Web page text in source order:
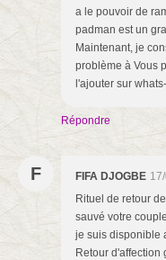
a le pouvoir de
padman est un
Maintenant, je
problème à Vous
l'ajouter sur
Répondre
F FIFA DJOGBE
Rituel de retour
sauvé votre
je suis disponible
Retour d'affection